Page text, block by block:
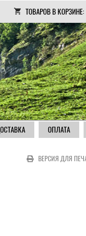
ТОВАРОВ В КОРЗИНЕ:
ОПЛАТА
ВЕРСИЯ ДЛЯ